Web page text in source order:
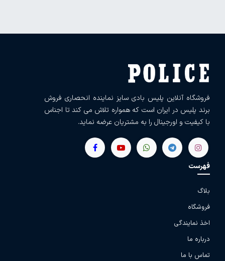
فروشگاه آنلاین پلیس بادی سایز نماینده انحصاری فروش
برند پلیس در ایران است که همواره تلاش می کند تا اجناس
با کیفیت و اورجینال را به مشتریان عرضه نماید.
فهرست
بلاگ
فروشگاه
اخذ نمایندگی
درباره ما
تماس با ما